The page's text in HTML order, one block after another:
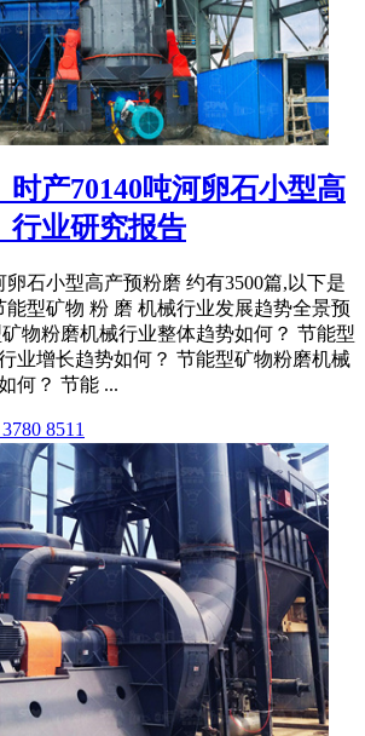
时产70140吨河卵石小型高
行业研究报告
卵石小型高产预粉磨 约有3500篇,以下是
能型矿物 粉 磨 机械行业发展趋势全景预
物粉磨机械行业整体趋势如何？ 节能型
业增长趋势如何？ 节能型矿物粉磨机械
何？ 节能 ...
8511